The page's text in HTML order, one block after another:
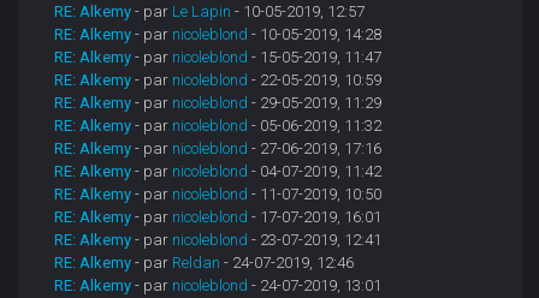
RE: Alkemy - par Le Lapin - 10-05-2019, 12:57
RE: Alkemy - par nicoleblond - 10-05-2019, 14:28
RE: Alkemy - par nicoleblond - 15-05-2019, 11:47
RE: Alkemy - par nicoleblond - 22-05-2019, 10:59
RE: Alkemy - par nicoleblond - 29-05-2019, 11:29
RE: Alkemy - par nicoleblond - 05-06-2019, 11:32
RE: Alkemy - par nicoleblond - 27-06-2019, 17:16
RE: Alkemy - par nicoleblond - 04-07-2019, 11:42
RE: Alkemy - par nicoleblond - 11-07-2019, 10:50
RE: Alkemy - par nicoleblond - 17-07-2019, 16:01
RE: Alkemy - par nicoleblond - 23-07-2019, 12:41
RE: Alkemy - par Reldan - 24-07-2019, 12:46
RE: Alkemy - par nicoleblond - 24-07-2019, 13:01